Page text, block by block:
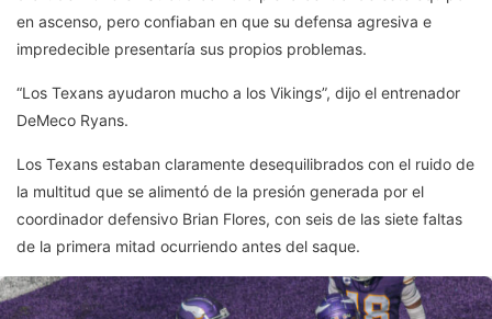
en ascenso, pero confiaban en que su defensa agresiva e
impredecible presentaría sus propios problemas.
“Los Texans ayudaron mucho a los Vikings”, dijo el entrenador
DeMeco Ryans.
Los Texans estaban claramente desequilibrados con el ruido de
la multitud que se alimentó de la presión generada por el
coordinador defensivo Brian Flores, con seis de las siete faltas
de la primera mitad ocurriendo antes del saque.